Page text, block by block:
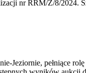
nr RRM/Z/8/2024.
Jeziornie, pełniące